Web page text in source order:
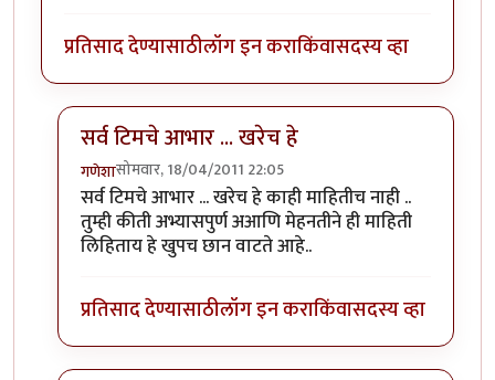
प्रतिसाद देण्यासाठीलॉग इन कराकिंवासदस्य व्हा
सर्व टिमचे आभार ... खरेच हे
गणेशासोमवार, 18/04/2011 22:05
In reply toसर्वांना धन्यवाद.byपैसा
सर्व टिमचे आभार ... खरेच हे काही माहितीच नाही ..
तुम्ही कीती अभ्यासपुर्ण अआणि मेहनतीने ही माहिती
लिहिताय हे खुपच छान वाटते आहे..
प्रतिसाद देण्यासाठीलॉग इन कराकिंवासदस्य व्हा